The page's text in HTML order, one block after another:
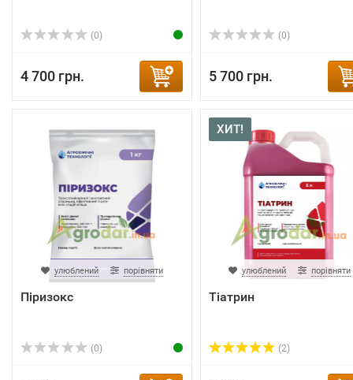
(0)
4 700 грн.
(0)
5 700 грн.
улюблений порівняти
Піризокс
(0)
ХИТ!
улюблений порівняти
Тіатрин
(2)